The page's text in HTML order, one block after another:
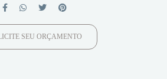
SEU ORÇAMENTO